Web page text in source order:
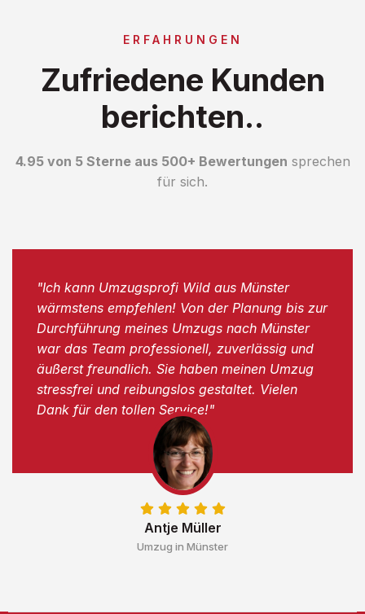
ERFAHRUNGEN
Zufriedene Kunden
berichten..
4.95 von 5 Sterne aus 500+ Bewertungen sprechen
für sich.
Antje Müller
Umzug in Münster
"Ich kann Umzugsprofi Wild aus Münster
wärmstens empfehlen! Von der Planung bis zur
Durchführung meines Umzugs nach Münster
war das Team professionell, zuverlässig und
äußerst freundlich. Sie haben meinen Umzug
stressfrei und reibungslos gestaltet. Vielen
Dank für den tollen Service!"